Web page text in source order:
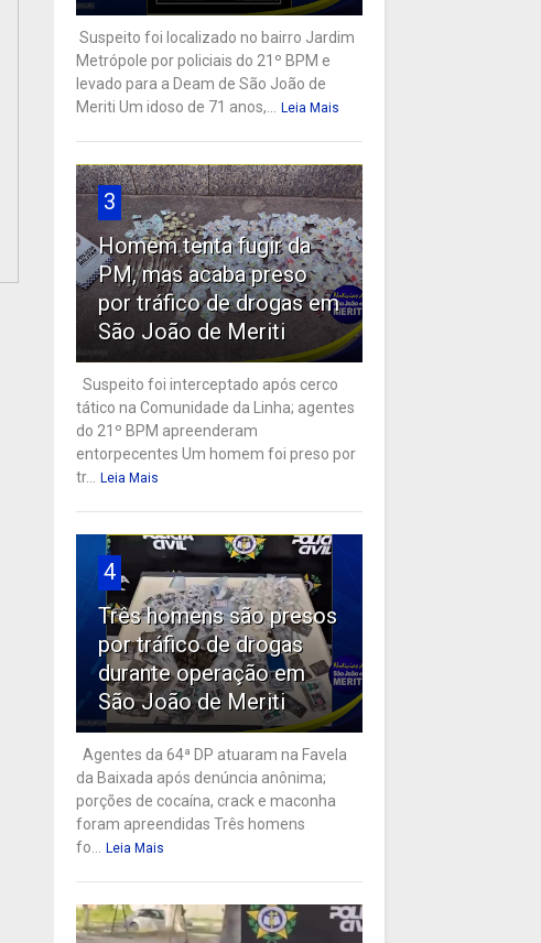
Suspeito foi localizado no bairro Jardim
Metrópole por policiais do 21º BPM e
levado para a Deam de São João de
Meriti Um idoso de 71 anos,... Leia Mais
3
Homem tenta fugir da
PM, mas acaba preso
por tráfico de drogas em
São João de Meriti
Suspeito foi interceptado após cerco
tático na Comunidade da Linha; agentes
do 21º BPM apreenderam
entorpecentes Um homem foi preso por
tr... Leia Mais
4
Três homens são presos
por tráfico de drogas
durante operação em
São João de Meriti
Agentes da 64ª DP atuaram na Favela
da Baixada após denúncia anônima;
porções de cocaína, crack e maconha
foram apreendidas Três homens
fo... Leia Mais